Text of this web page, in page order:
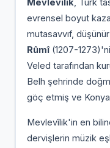
Mevlevilik , Türk
evrensel boyut
mutasavvıf,
Rûmî(1207-
Veled tarafından
Belh şehrinde
göç etmiş ve
Mevlevîlik'in en
dervişlerin müzik